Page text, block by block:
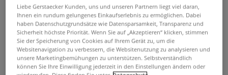
Rayher Korkscheibe
Liebe Gerstaecker Kunden, uns und unseren Partnern liegt viel daran,
Ihnen ein rundum gelungenes Einkaufserlebnis zu ermöglichen. Dabei
haben Datenschutzgrundsätze wie Datensparsamkeit, Transparenz und
Sicherheit höchste Priorität. Wenn Sie auf „Akzeptieren“ klicken, stimmen
Sie der Speicherung von Cookies auf Ihrem Gerät zu, um die
Websitenavigation zu verbessern, die Websitenutzung zu analysieren und
unsere Marketingbemühungen zu unterstützen. Selbstverständlich
können Sie Ihre Einwilligung jederzeit in den Einstellungen ändern oder